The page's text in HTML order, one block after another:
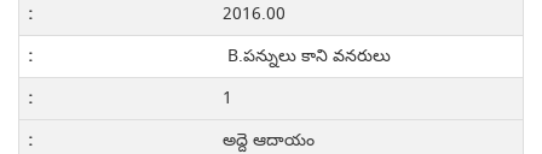
2016.00
B.పన్నులు కాని వనరులు
1
అద్దె ఆదాయం